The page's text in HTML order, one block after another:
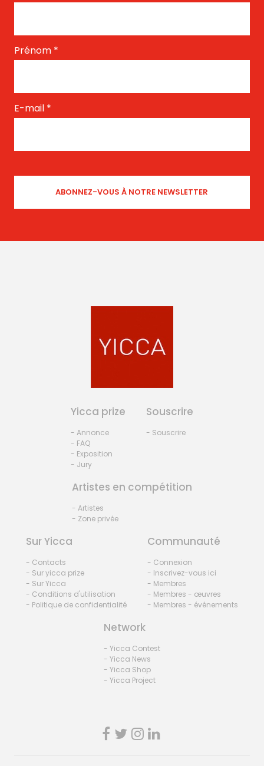
Prénom *
E-mail *
Yicca prize
- Annonce
- FAQ
- Exposition
- Jury
Souscrire
- Souscrire
Artistes en compétition
- Artistes
- Zone privée
Sur Yicca
- Contacts
- Sur yicca prize
- Sur Yicca
- Conditions d'utilisation
- Politique de confidentialité
Communauté
- Connexion
- Inscrivez-vous ici
- Membres
- Membres - œuvres
- Membres - événements
Network
- Yicca Contest
- Yicca News
- Yicca Shop
- Yicca Project